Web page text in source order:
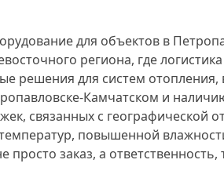
для объектов в
региона, где
решения для систем отопления,
Камчатском и
связанных с
повышенной
заказ, а